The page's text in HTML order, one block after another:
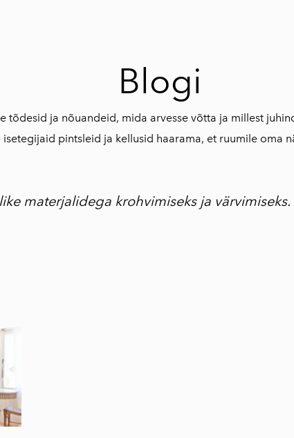
Blogi
tõdesid ja nõuandeid, mida arvesse võtta ja millest
pintsleid ja kellusid haarama, et ruumile oma
materjalidega krohvimiseks ja värvimiseks.